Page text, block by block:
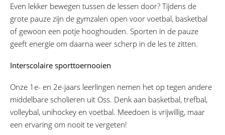
Even lekker bewegen tussen de lessen door? Tijdens de
grote pauze zijn de gymzalen open voor voetbal, basketbal
of gewoon een potje hooghouden. Sporten in de pauze
geeft energie om daarna weer scherp in de les te zitten.
Interscolaire sporttoernooien
Onze 1e- en 2e-jaars leerlingen nemen het op tegen andere
middelbare scholieren uit Oss. Denk aan basketbal, trefbal,
volleybal, unihockey en voetbal. Meedoen is vrijwillig, maar
een ervaring om nooit te vergeten!